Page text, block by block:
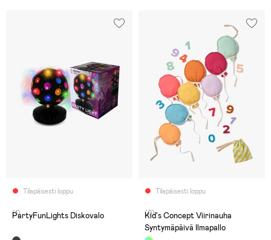
Tilapäisesti loppu
(1)
PartyFunLights Diskovalo
Tilapäisesti loppu
(0)
Kid's Concept Viirinauha
Syntymäpäivä Ilmapallo